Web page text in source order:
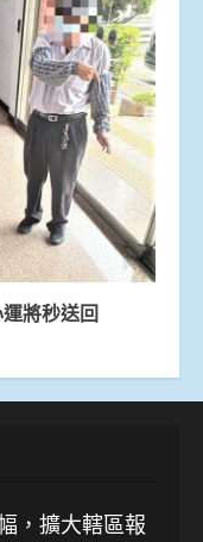
將秒送回
，擴大轄區報